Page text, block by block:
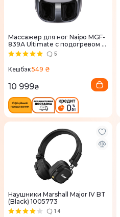
Массажер для ног Naipo MGF-
839А Ultimate с подогревом и
вибрацией MGF-839А
5
Кешбэк549 ₴
10 999₴
Наушники Marshall Major IV BT
(Black) 1005773
14